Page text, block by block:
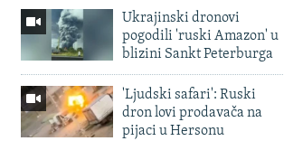
Ukrajinski dronovi
pogodili 'ruski Amazon' u
blizini Sankt Peterburga
'Ljudski safari': Ruski
dron lovi prodavača na
pijaci u Hersonu